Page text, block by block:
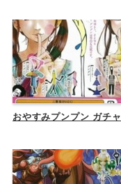
おやすみプンプン ガチャ